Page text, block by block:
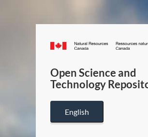
Canada.ca
Open Science and
Technology
English